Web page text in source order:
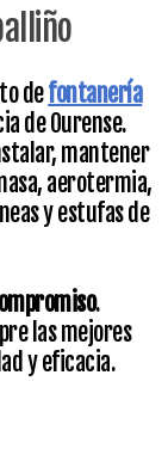
defontanería
de Ourense.
mantener
aerotermia,
y estufas de
.
las mejores
y eficacia.